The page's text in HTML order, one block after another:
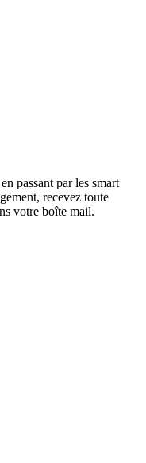
passant par les smart
recevez toute
votre boîte mail.